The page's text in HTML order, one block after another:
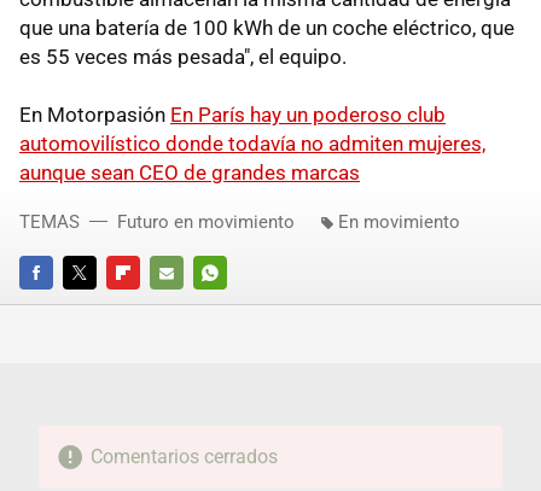
que una batería de 100 kWh de un coche eléctrico, que
es 55 veces más pesada", el equipo.
En Motorpasión En París hay un poderoso club
automovilístico donde todavía no admiten mujeres,
aunque sean CEO de grandes marcas
FACEBOOKTWITTERFLIPBOARD
E-
WHATSAPP
TEMAS Futuro en movimiento En movimiento
Comentarios cerrados